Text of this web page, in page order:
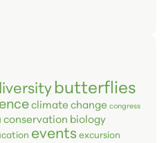
butterflies
climate change congress
conservation biology
events excursion